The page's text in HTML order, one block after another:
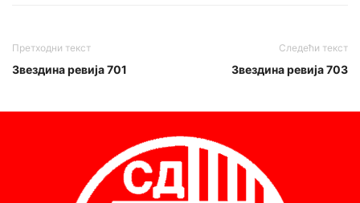
Претходни текст
Звездина ревија 701
Следећи текст
Звездина ревија 703